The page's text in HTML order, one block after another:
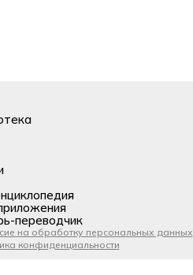
переводчик
на обработку персональных данных
конфиденциальности